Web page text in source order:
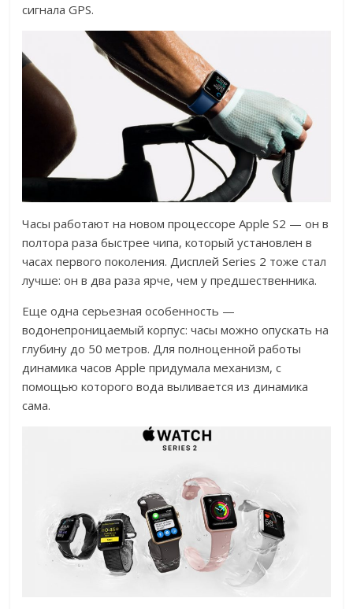
сигнала GPS.
Часы работают на новом процессоре Apple S2 — он в
полтора раза быстрее чипа, который установлен в
часах первого поколения. Дисплей Series 2 тоже стал
лучше: он в два раза ярче, чем у предшественника.
Еще одна серьезная особенность —
водонепроницаемый корпус: часы можно опускать на
глубину до 50 метров. Для полноценной работы
динамика часов Apple придумала механизм, с
помощью которого вода выливается из динамика
сама.